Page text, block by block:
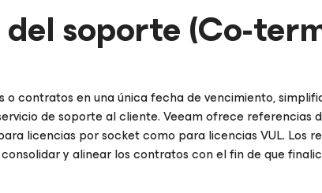
soporte (Co-
contratos en una única fecha de vencimiento,
de soporte al cliente. Veeam ofrece referencias
licencias por socket como para licencias VUL. Los
y alinear los contratos con el fin de que